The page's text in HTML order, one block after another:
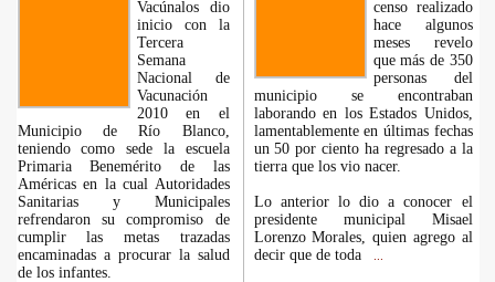
Vacúnalos dio
inicio con la
Tercera
Semana
Nacional de
Vacunación
2010 en el
Municipio de Río Blanco,
teniendo como sede la escuela
Primaria Benemérito de las
Américas en la cual Autoridades
Sanitarias y Municipales
refrendaron su compromiso de
cumplir las metas trazadas
encaminadas a procurar la salud
de los infantes.
censo realizado
hace algunos
meses revelo
que más de 350
personas del
municipio se encontraban
laborando en los Estados Unidos,
lamentablemente en últimas fechas
un 50 por ciento ha regresado a la
tierra que los vio nacer.
Lo anterior lo dio a conocer el
presidente municipal Misael
Lorenzo Morales, quien agrego al
decir que de toda